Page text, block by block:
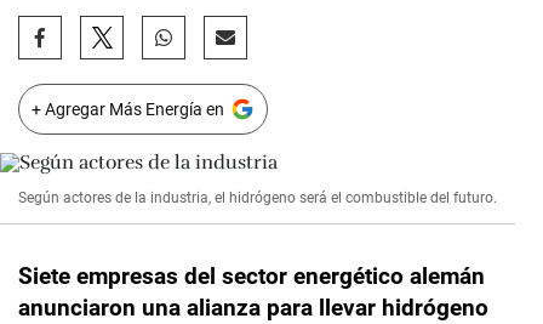
+ Agregar Más Energía en
Según actores de la industria, el hidrógeno será el combustible del futuro.
Siete empresas del sector energético alemán
anunciaron una alianza para llevar hidrógeno